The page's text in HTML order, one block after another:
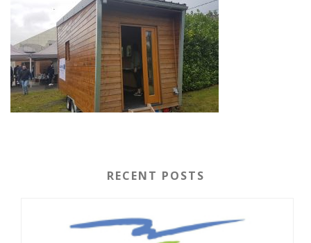
RECENT POSTS